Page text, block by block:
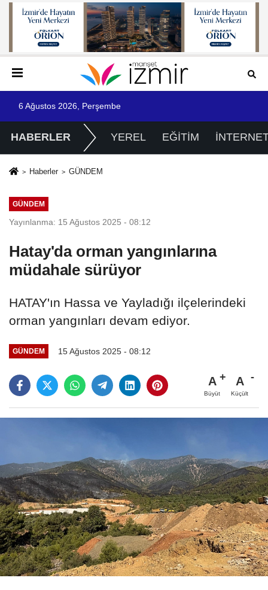
6 Ağustos 2026, Perşembe
HABERLER YEREL EĞİTİM
Haberler GÜNDEM
GÜNDEM
Yayınlanma: 15 Ağustos 2025 - 08:12
Hatay'da orman yangınlarına
müdahale sürüyor
HATAY'ın Hassa ve Yayladığı ilçelerindeki
orman yangınları devam ediyor.
GÜNDEM 15 Ağustos 2025 - 08:12
A
Büyüt
A
Küçült